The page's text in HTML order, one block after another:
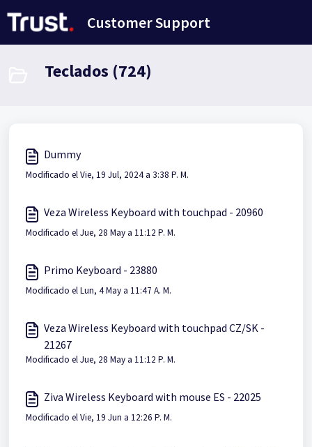
Customer Support
Teclados (724)
Dummy
Modificado el Vie, 19 Jul, 2024 a 3:38 P. M.
Veza Wireless Keyboard with touchpad - 20960
Modificado el Jue, 28 May a 11:12 P. M.
Primo Keyboard - 23880
Modificado el Lun, 4 May a 11:47 A. M.
Veza Wireless Keyboard with touchpad CZ/SK -
21267
Modificado el Jue, 28 May a 11:12 P. M.
Ziva Wireless Keyboard with mouse ES - 22025
Modificado el Vie, 19 Jun a 12:26 P. M.